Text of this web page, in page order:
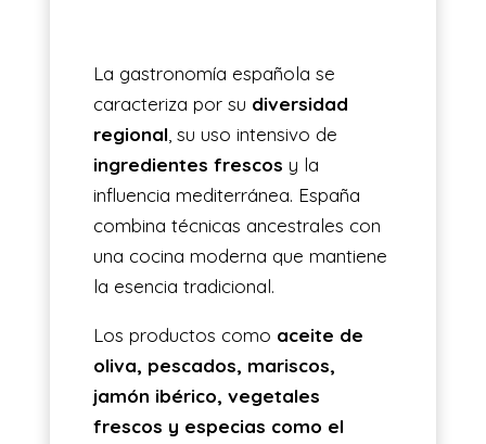
La gastronomía española se
caracteriza por su diversidad
regional, su uso intensivo de
ingredientes frescos y la
influencia mediterránea. España
combina técnicas ancestrales con
una cocina moderna que mantiene
la esencia tradicional.
Los productos como aceite de
oliva, pescados, mariscos,
jamón ibérico, vegetales
frescos y especias como el